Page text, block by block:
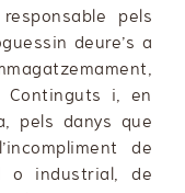
responsable pels
deure’s a
i, en
pels danys que
de
o industrial, de